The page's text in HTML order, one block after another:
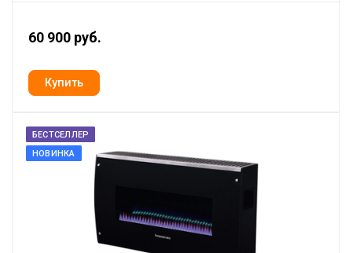
60 900 руб.
БЕСТСЕЛЛЕР
НОВИНКА